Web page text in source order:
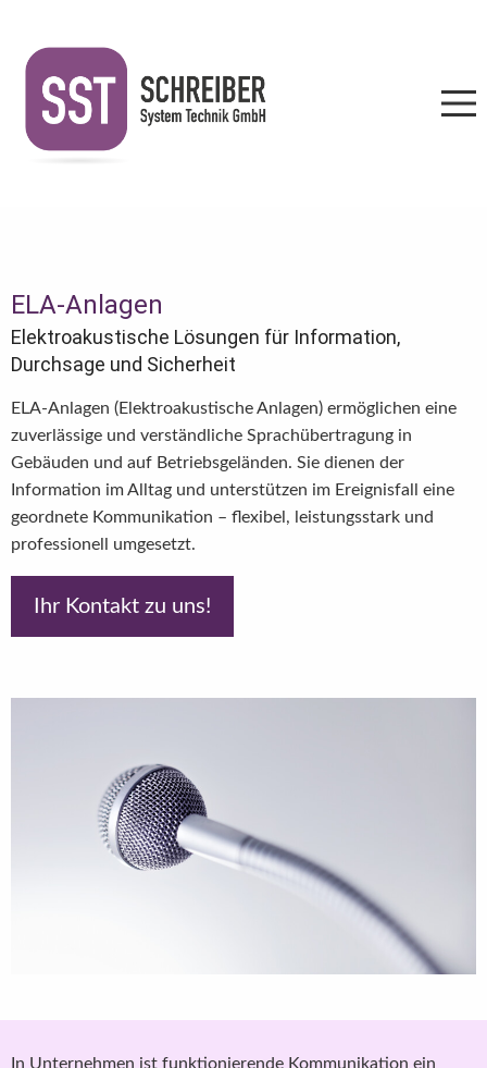
ELA-Anlagen
Elektroakustische Lösungen für Information,
Durchsage und Sicherheit
ELA-Anlagen (Elektroakustische Anlagen) ermöglichen eine
zuverlässige und verständliche Sprachübertragung in
Gebäuden und auf Betriebsgeländen. Sie dienen der
Information im Alltag und unterstützen im Ereignisfall eine
geordnete Kommunikation – flexibel, leistungsstark und
professionell umgesetzt.
Ihr Kontakt zu uns!
In Unternehmen ist funktionierende Kommunikation ein